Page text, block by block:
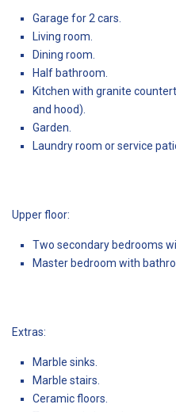
Garage for 2 cars.
Living room.
Dining room.
Half bathroom.
Kitchen with granite
and hood).
Garden.
Laundry room or service
Upper floor:
Two secondary bedrooms
Master bedroom with
Extras:
Marble sinks.
Marble stairs.
Ceramic floors.